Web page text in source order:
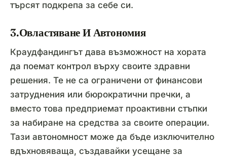
търсят подкрепа за себе си.
3.Овластяване И Автономия
Краудфандингът дава възможност на хората
да поемат контрол върху своите здравни
решения. Те не са ограничени от финансови
затруднения или бюрократични пречки, а
вместо това предприемат проактивни стъпки
за набиране на средства за своите операции.
Тази автономност може да бъде изключително
вдъхновяваща, създавайки усещане за